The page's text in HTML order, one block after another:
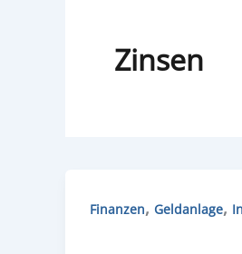
Zinsen
Finanzen, Geldanlage,